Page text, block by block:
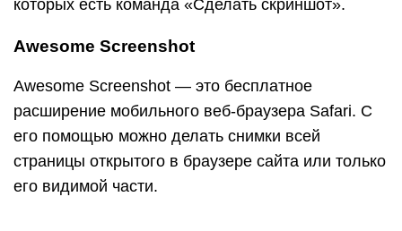
на рабочем столе — она будет скрыта в разделе
«Actions» (действия) браузера Safari. Чтобы
зайдите в указанный раздел и передвиньте
ползунок «Screenshot» в положение
«Включено».
Как только снимок будет готов, он сразу